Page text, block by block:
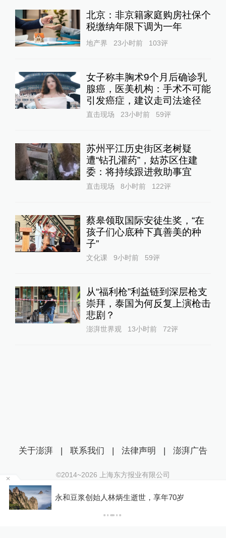
北京：非京籍家庭购房社保个
税缴纳年限下调为一年
地产界 23小时前 103评
女子称丰胸术9个月后确诊乳
腺癌，医美机构：手术不可能
引发癌症，建议走司法途径
直击现场 23小时前 59评
苏州平江历史街区老树疑
遭“钻孔灌药”，姑苏区住建
委：将持续跟进救助事宜
直击现场 8小时前 122评
蔡皋领取国际安徒生奖，“在
孩子们心底种下真善美的种
子”
文化课 9小时前 59评
从“福利枪”利益链到深层枪支
崇拜，泰国为何反复上演枪击
悲剧？
澎湃世界观 13小时前 72评
永和豆浆创始人林炳生逝世，享年70岁
关于澎湃 | 联系我们 | 法律声明 | 澎湃广告
©2014~2026 上海东方报业有限公司
沪ICP证：沪B2-20170116 | 沪ICP备14003370号
互联网新闻信息服务许可证：31120170006
沪公网安备 31010602000299号